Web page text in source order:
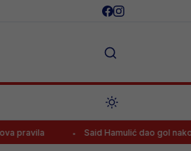
Said Hamulić dao gol nakon sedam